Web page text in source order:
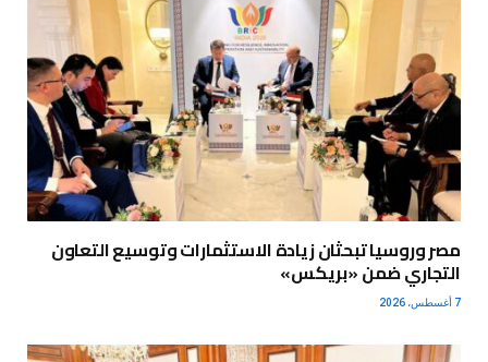
مصر وروسيا تبحثان زيادة الاستثمارات وتوسيع التعاون
التجاري ضمن «بريكس»
7 أغسطس، 2026